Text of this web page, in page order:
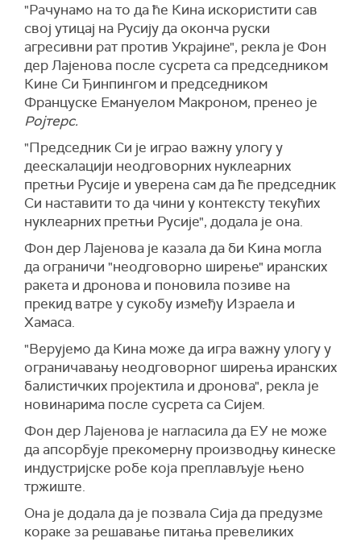
"Рачунамо на то да ће Кина искористити сав
свој утицај на Русију да оконча руски
агресивни рат против Украјине", рекла је Фон
дер Лајенова после сусрета са председником
Кине Си Ђинпингом и председником
Француске Емануелом Макроном, пренео је
Ројтерс.
"Председник Си је играо важну улогу у
деескалацији неодговорних нуклеарних
претњи Русије и уверена сам да ће председник
Си наставити то да чини у контексту текућих
нуклеарних претњи Русије", додала је она.
Фон дер Лајенова је казала да би Кина могла
да ограничи "неодговорно ширење" иранских
ракета и дронова и поновила позиве на
прекид ватре у сукобу између Израела и
Хамаса.
"Верујемо да Кина може да игра важну улогу у
ограничавању неодговорног ширења иранских
балистичких пројектила и дронова", рекла је
новинарима после сусрета са Сијем.
Фон дер Лајенова је нагласила да ЕУ не може
да апсорбује прекомерну производњу кинеске
индустријске робе која преплављује њено
тржиште.
Она је додала да је позвала Сија да предузме
кораке за решавање питања превеликих